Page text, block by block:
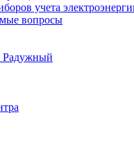
учета
вопросы
Радужный